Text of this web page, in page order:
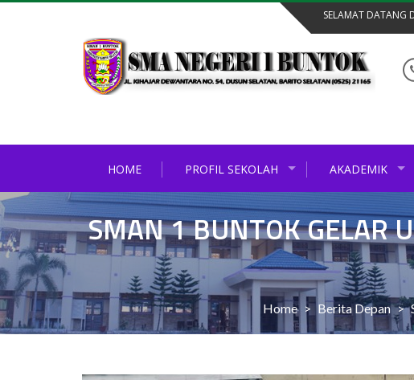
SELAMAT DATANG
HOME PROFIL SEKOLAH AKADEMIK
SMAN 1 BUNTOK GELAR
Home > Berita Depan >